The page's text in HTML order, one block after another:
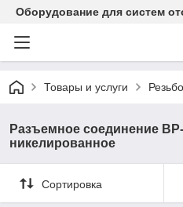
Оборудование для систем
Товары и услуги
Разъемное соединение
никелированное
Сортировка